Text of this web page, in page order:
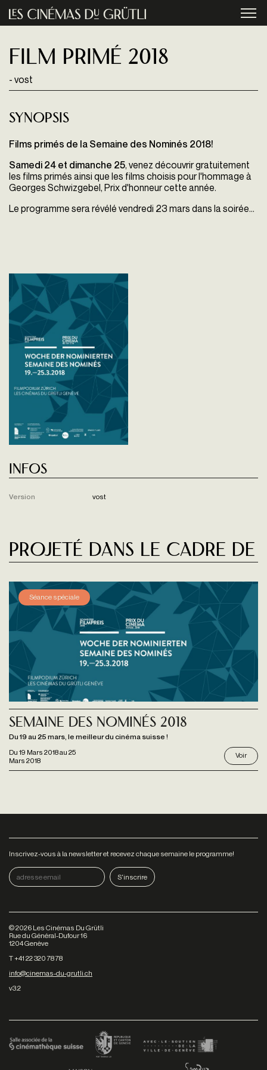
Aller au contenu principal
Film primé 2018
- vost
Synopsis
Films primés de la Semaine des Nominés 2018!
Samedi 24 et dimanche 25, venez découvrir gratuitement
les films primés ainsi que les films choisis pour l'hommage à
Georges Schwizgebel, Prix d'honneur cette année.
Le programme sera révélé vendredi 23 mars dans la soirée...
Infos
Version vost
Projeté dans le cadre de
Séance spéciale
Du 19 Mars 2018au 25
Mars 2018
Semaine des Nominés 2018
Du 19 au 25 mars, le meilleur du cinéma suisse !
Voir
Inscrivez-vous à la newsletter et recevez chaque semaine le programme!
©2026 Les Cinémas Du Grütli
Rue du Général-Dufour 16
1204 Genève
T +41 22 320 78 78
info@cinemas-du-grutli.ch
v3.2